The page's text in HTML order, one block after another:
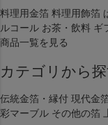
料理用金箔 料理用飾箔
ルコール お茶・飲料 ギ
商品一覧を見る
カテゴリから
伝統金箔・縁付 現代金
彩マーブル その他の箔
バンドル販売
予約商品
並び順